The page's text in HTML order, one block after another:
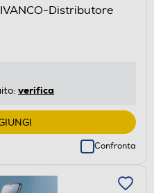
Distributore
verifica
Confronta